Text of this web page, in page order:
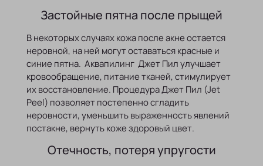
Застойные пятна после прыщей
В некоторых случаях кожа после акне остается
неровной, на ней могут оставаться красные и
синие пятна. Аквапилинг Джет Пил улучшает
кровообращение, питание тканей, стимулирует
их восстановление. Процедура Джет Пил (Jet
Peel) позволяет постепенно сгладить
неровности, уменьшить выраженность явлений
постакне, вернуть коже здоровый цвет.
Отечность, потеря упругости